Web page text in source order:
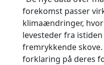
forekomst passer
klimaændringer,
levesteder fra
fremrykkende
forklaring på deres